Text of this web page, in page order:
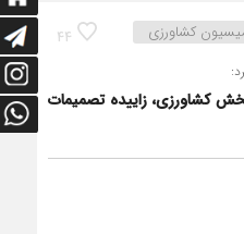
44 کشاورزی
کشاورزی، زاییده تصمیمات